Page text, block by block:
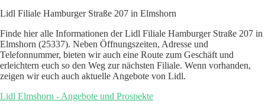
Lidl Filiale Hamburger Straße 207 in Elmshorn
Finde hier alle Informationen der Lidl Filiale Hamburger Straße 207 in
Elmshorn (25337). Neben Öffnungszeiten, Adresse und
Telefonnummer, bieten wir auch eine Route zum Geschäft und
erleichtern euch so den Weg zur nächsten Filiale. Wenn vorhanden,
zeigen wir euch auch aktuelle Angebote von Lidl.
Lidl Elmshorn - Angebote und Prospekte